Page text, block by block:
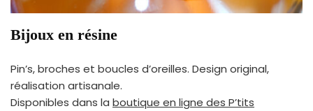
Bijoux en résine
Pin’s, broches et boucles d’oreilles. Design original,
réalisation artisanale.
Disponibles dans la boutique en ligne des P’tits